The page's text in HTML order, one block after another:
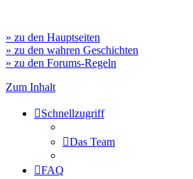
» zu den Hauptseiten
» zu den wahren Geschichten
» zu den Forums-Regeln
Zum Inhalt
Schnellzugriff
Das Team
FAQ